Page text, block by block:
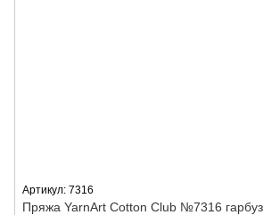
Артикул: 7316
Пряжа YarnArt Cotton Club №7316